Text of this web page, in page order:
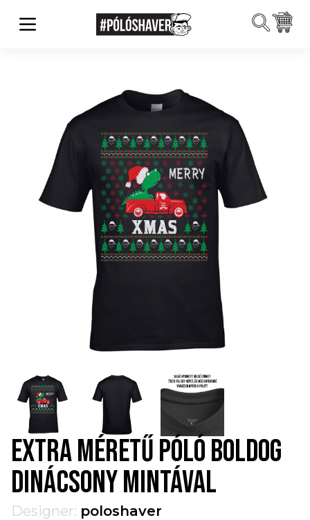
EXTRA MÉRETŰ PÓLÓ BOLDOG
DINÁCSONY MINTÁVAL
Designer: poloshaver